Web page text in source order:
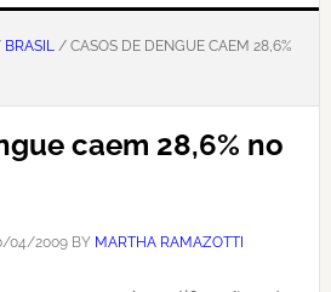
BRASIL/ CASOS DE DENGUE CAEM 28,6%
caem 28,6% no
04/2009BY MARTHA RAMAZOTTI